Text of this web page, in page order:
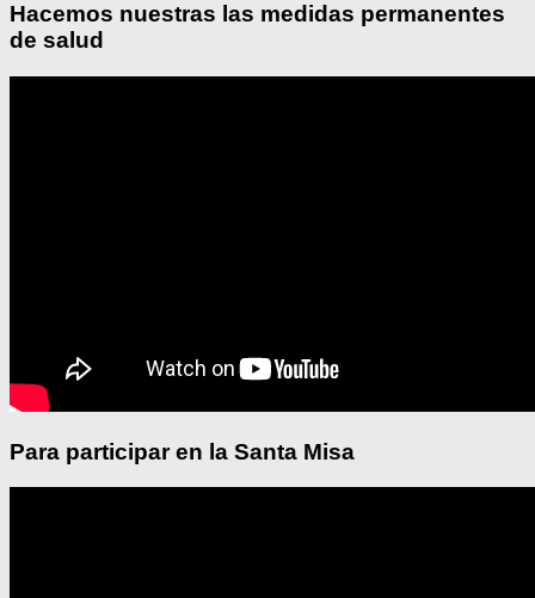
Hacemos nuestras las medidas permanentes
de salud
Para participar en la Santa Misa